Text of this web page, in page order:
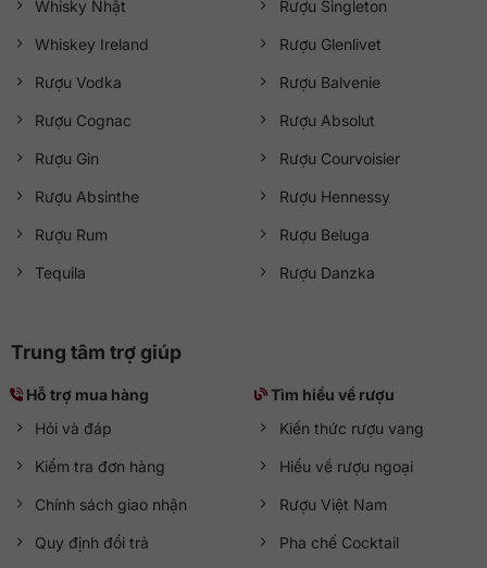
Whisky Nhật
Whiskey Ireland
Rượu Vodka
Rượu Cognac
Rượu Gin
Rượu Absinthe
Rượu Rum
Tequila
Rượu Singleton
Rượu Glenlivet
Rượu Balvenie
Rượu Absolut
Rượu Courvoisier
Rượu Hennessy
Rượu Beluga
Rượu Danzka
Trung tâm trợ giúp
Hỗ trợ mua hàng
Hỏi và đáp
Kiểm tra đơn hàng
Chính sách giao nhận
Quy định đổi trả
Tìm hiểu về rượu
Kiến thức rượu vang
Hiểu về rượu ngoại
Rượu Việt Nam
Pha chế Cocktail